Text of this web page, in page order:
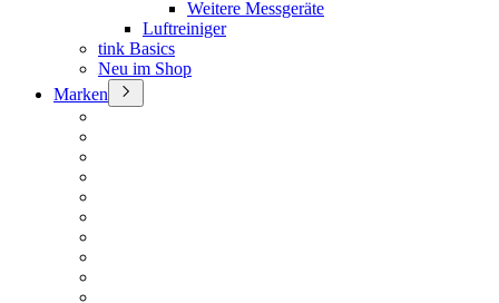
Weitere Messgeräte
Luftreiniger
tink Basics
Neu im Shop
Marken